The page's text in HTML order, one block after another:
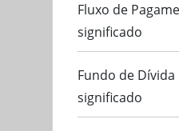
Fluxo de
significado
Fundo de Dívida
significado